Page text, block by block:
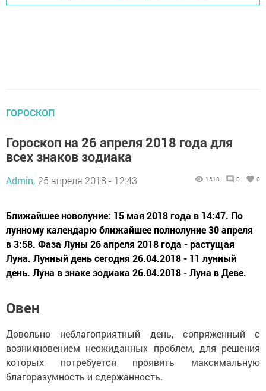
ГОРОСКОП
Гороскоп на 26 апреля 2018 года для
всех знаков зодиака
Admin, 25 апреля 2018 - 12:43 1618 0 0
Ближайшее новолуние: 15 мая 2018 года в 14:47. По
лунному календарю ближайшее полнолуние 30 апреля
в 3:58. Фаза Луны 26 апреля 2018 года - растущая
Луна. Лунный день сегодня 26.04.2018 - 11 лунный
день. Луна в знаке зодиака 26.04.2018 - Луна в Деве.
Овен
Довольно неблагоприятный день, сопряженный с
возникновением неожиданных проблем, для решения
которых потребуется проявить максимальную
благоразумность и сдержанность.